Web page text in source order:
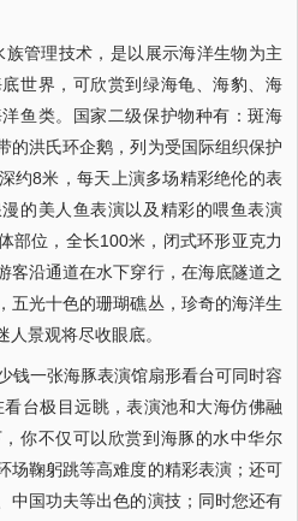
理技术，是以展示海洋生物为主
世界，可欣赏到绿海龟、海豹、海
鱼类。国家二级保护物种有：斑海
的洪氏环企鹅，列为受国际组织保护
约8米，每天上演多场精彩绝伦的表
的美人鱼表演以及精彩的喂鱼表演
部位，全长100米，闭式环形亚克力
客沿通道在水下穿行，在海底隧道之
五光十色的珊瑚礁丛，珍奇的海洋生
景观将尽收眼底。
钱一张海豚表演馆扇形看台可同时容
台极目远眺，表演池和大海仿佛融
你不仅可以欣赏到海豚的水中华尔
场鞠躬跳等高难度的精彩表演；还可
中国功夫等出色的演技；同时您还有